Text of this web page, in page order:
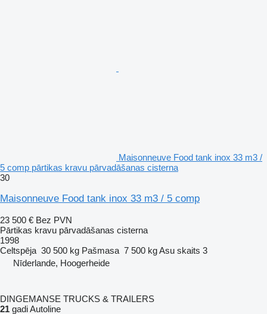
Maisonneuve Food tank inox 33 m3 /
5 comp pārtikas kravu pārvadāšanas cisterna
30
Maisonneuve Food tank inox 33 m3 / 5 comp
23 500 € Bez PVN
Pārtikas kravu pārvadāšanas cisterna
1998
Celtspēja 30 500 kg Pašmasa 7 500 kgAsu skaits 3
Nīderlande, Hoogerheide
DINGEMANSE TRUCKS & TRAILERS
21 gadi Autoline